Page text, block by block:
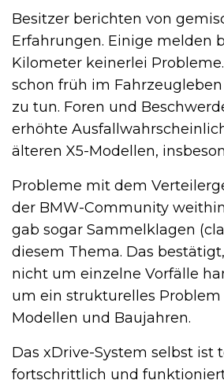
Besitzer berichten von
Erfahrungen. Einige melden
Kilometer keinerlei
schon früh im
zu tun. Foren und
erhöhte
älteren X5-Modellen,
Probleme mit dem
der BMW-Community
gab sogar Sammelklagen
diesem Thema. Das
nicht um einzelne Vorfälle
um ein strukturelles
Modellen und Baujahren.
Das xDrive-System selbst ist
fortschrittlich und